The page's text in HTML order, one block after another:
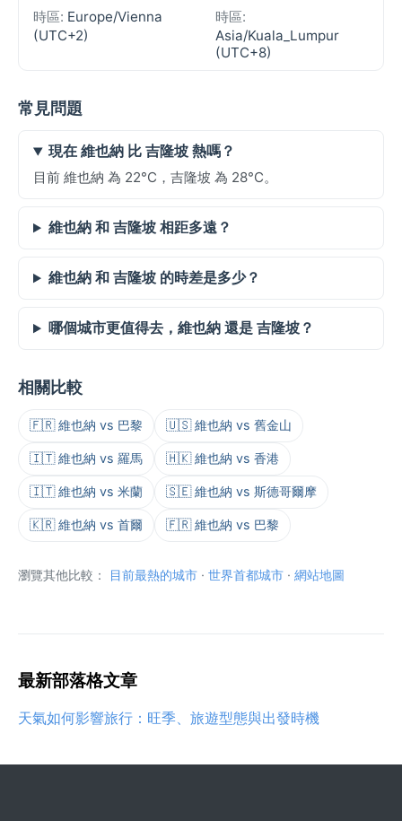
時區: Europe/Vienna
(UTC+2)
時區:
Asia/Kuala_Lumpur
(UTC+8)
常見問題
現在 維也納 比 吉隆坡 熱嗎？
目前 維也納 為 22°C，吉隆坡 為 28°C。
維也納 和 吉隆坡 相距多遠？
維也納 和 吉隆坡 的時差是多少？
哪個城市更值得去，維也納 還是 吉隆坡？
相關比較
🇫🇷 維也納 vs 巴黎 🇺🇸 維也納 vs 舊金山
🇮🇹 維也納 vs 羅馬 🇭🇰 維也納 vs 香港
🇮🇹 維也納 vs 米蘭 🇸🇪 維也納 vs 斯德哥爾摩
🇰🇷 維也納 vs 首爾 🇫🇷 維也納 vs 巴黎
瀏覽其他比較： 目前最熱的城市 · 世界首都城市 · 網站地圖
最新部落格文章
天氣如何影響旅行：旺季、旅遊型態與出發時機